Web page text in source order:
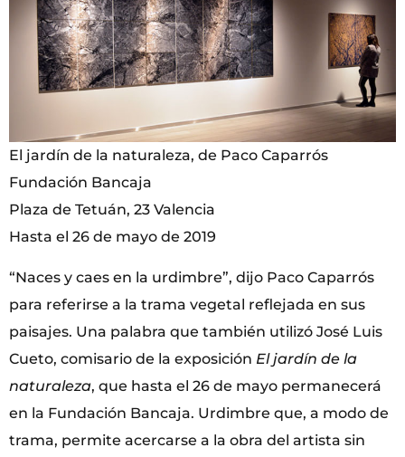
El jardín de la naturaleza, de Paco Caparrós
Fundación Bancaja
Plaza de Tetuán, 23 Valencia
Hasta el 26 de mayo de 2019
“Naces y caes en la urdimbre”, dijo Paco Caparrós
para referirse a la trama vegetal reflejada en sus
paisajes. Una palabra que también utilizó José Luis
Cueto, comisario de la exposición El jardín de la
naturaleza, que hasta el 26 de mayo permanecerá
en la Fundación Bancaja. Urdimbre que, a modo de
trama, permite acercarse a la obra del artista sin